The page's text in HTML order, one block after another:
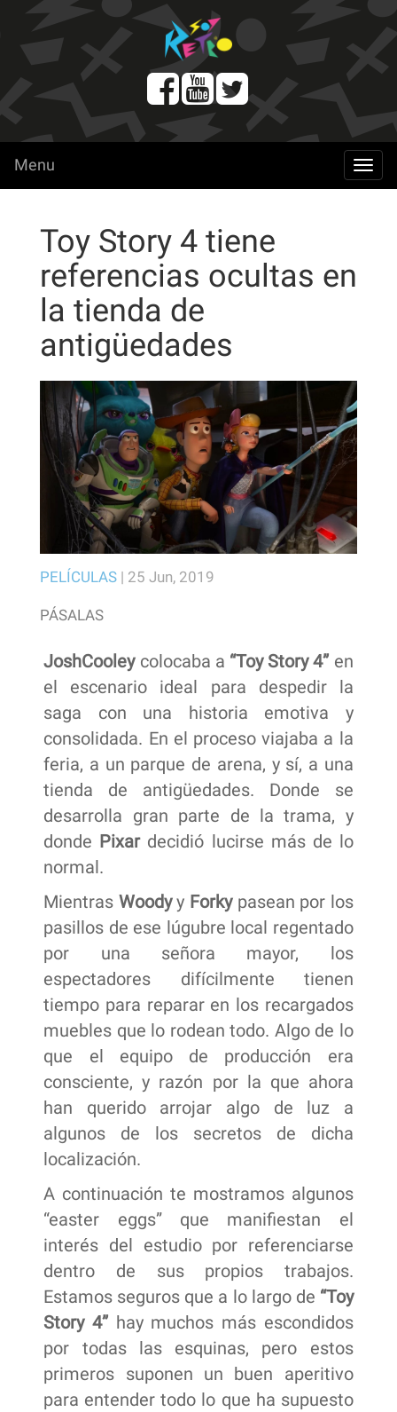
menu
Menu
Toy Story 4 tiene
referencias ocultas en
la tienda de
antigüedades
PELÍCULAS | 25 Jun, 2019
PÁSALAS
JoshCooley colocaba a “Toy Story 4” en
el escenario ideal para despedir la
saga con una historia emotiva y
consolidada. En el proceso viajaba a la
feria, a un parque de arena, y sí, a una
tienda de antigüedades. Donde se
desarrolla gran parte de la trama, y
donde Pixar decidió lucirse más de lo
normal.
Mientras Woodyy Forky pasean por los
pasillos de ese lúgubre local regentado
por una señora mayor, los
espectadores difícilmente tienen
tiempo para reparar en los recargados
muebles que lo rodean todo. Algo de lo
que el equipo de producción era
consciente, y razón por la que ahora
han querido arrojar algo de luz a
algunos de los secretos de dicha
localización.
A continuación te mostramos algunos
“easter eggs” que manifiestan el
interés del estudio por referenciarse
dentro de sus propios trabajos.
Estamos seguros que a lo largo de “Toy
Story 4” hay muchos más escondidos
por todas las esquinas, pero estos
primeros suponen un buen aperitivo
para entender todo lo que ha supuesto